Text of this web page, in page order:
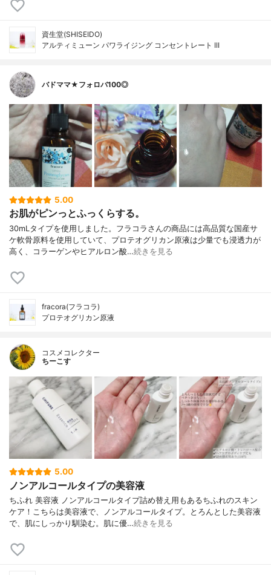
資生堂(SHISEIDO)
アルティミューン パワライジング コンセントレート III
バドママ★フォロバ100◎
5.00
お肌がピンっとふっくらする。
30mLタイプを使用しました。フラコラさんの商品には高品質な国産サ
ケ軟骨原料を使用していて、プロテオグリカン原液は少量でも浸透力が
高く、コラーゲンやヒアルロン酸…続きを見る
fracora(フラコラ)
プロテオグリカン原液
コスメコレクター
ちーこす
5.00
ノンアルコールタイプの美容液
ちふれ 美容液 ノンアルコールタイプ詰め替え用もあるちふれのスキン
ケア！こちらは美容液で、ノンアルコールタイプ。とろんとした美容液
で、肌にしっかり馴染む。肌に優…続きを見る